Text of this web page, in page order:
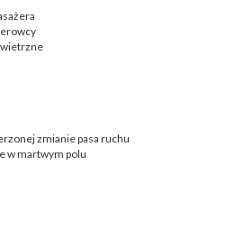
zmianie pasa ruchu
w martwym polu